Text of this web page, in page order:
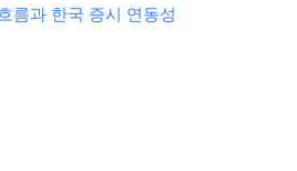
름과 한국 증시 연동성